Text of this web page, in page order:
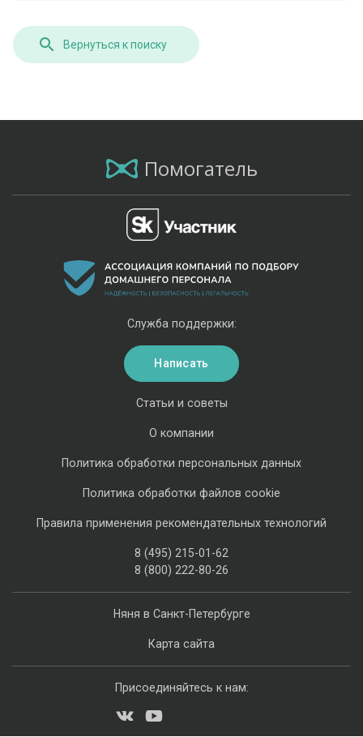
Вернуться к поиску
Помогатель
Няня в Санкт-Петербурге
Карта сайта
Статьи и советы
О компании
Политика обработки персональных данных
Политика обработки файлов cookie
Правила применения рекомендательных технологий
8 (495) 215-01-62
8 (800) 222-80-26
Служба поддержки:
Написать
Присоединяйтесь к нам: